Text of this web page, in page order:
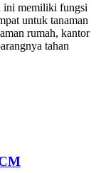
ini memiliki fungsi
untuk tanaman
rumah, kantor
tahan